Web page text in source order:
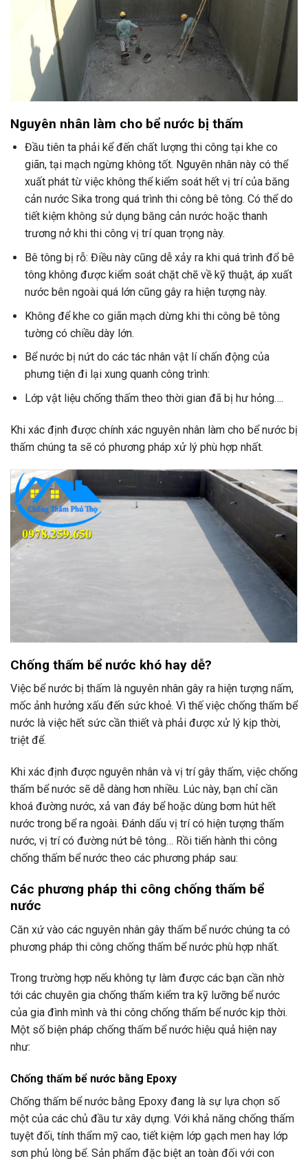
Nguyên nhân làm cho bể nước bị thấm
Đầu tiên ta phải kể đến chất lượng thi công tại khe co
giãn, tại mạch ngừng không tốt. Nguyên nhân này có thể
xuất phát từ việc không thể kiểm soát hết vị trí của băng
cản nước Sika trong quá trình thi công bê tông. Có thể do
tiết kiệm không sử dụng băng cản nước hoặc thanh
trương nở khi thi công vị trí quan trọng này.
Bê tông bị rỗ: Điều này cũng dễ xảy ra khi quá trình đổ bê
tông không được kiểm soát chặt chẽ về kỹ thuật, áp xuất
nước bên ngoài quá lớn cũng gây ra hiện tượng này.
Không để khe co giãn mạch dừng khi thi công bê tông
tường có chiều dày lớn.
Bể nước bị nứt do các tác nhân vật lí chấn động của
phưng tiện đi lại xung quanh công trình:
Lớp vật liệu chống thấm theo thời gian đã bị hư hỏng….
Khi xác định được chính xác nguyên nhân làm cho bể nước bị
thấm chúng ta sẽ có phương pháp xử lý phù hợp nhất.
Chống thấm bể nước khó hay dễ?
Việc bể nước bị thấm là nguyên nhân gây ra hiện tượng nấm,
mốc ảnh hưởng xấu đến sức khoẻ. Vì thế việc chống thấm bể
nước là việc hết sức cần thiết và phải được xử lý kịp thời,
triệt để.
Khi xác định được nguyên nhân và vị trí gây thấm, việc chống
thấm bể nước sẽ dễ dàng hơn nhiều. Lúc này, bạn chỉ cần
khoá đường nước, xả van đáy bể hoặc dùng bơm hút hết
nước trong bể ra ngoài. Đánh dấu vị trí có hiện tượng thấm
nước, vị trí có đường nứt bê tông… Rồi tiến hành thi công
chống thấm bể nước theo các phương pháp sau:
Các phương pháp thi công chống thấm bể
nước
Căn xứ vào các nguyên nhân gây thấm bể nước chúng ta có
phương pháp thi công chống thấm bể nước phù hợp nhất.
Trong trường hợp nếu không tự làm được các bạn cần nhờ
tới các chuyên gia chống thấm kiểm tra kỹ lưỡng bể nước
của gia đình mình và thi công chống thấm bể nước kịp thời.
Một số biện pháp chống thấm bể nước hiệu quả hiện nay
như:
Chống thấm bể nước bằng Epoxy
Chống thấm bể nước bằng Epoxy đang là sự lựa chọn số
một của các chủ đầu tư xây dựng. Với khả năng chống thấm
tuyệt đối, tính thẩm mỹ cao, tiết kiệm lớp gạch men hay lớp
sơn phủ lòng bể. Sản phẩm đặc biệt an toàn đối với con